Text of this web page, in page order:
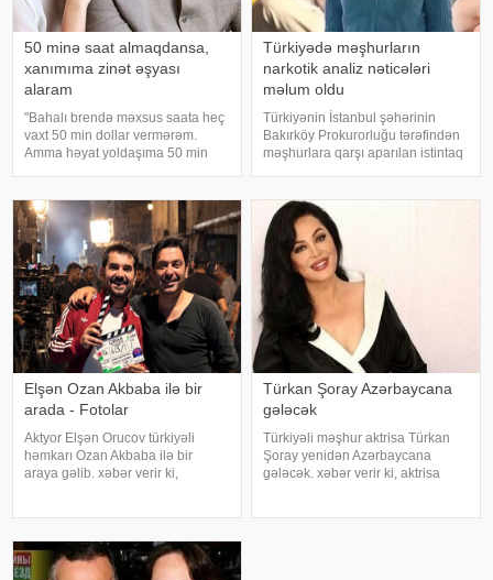
50 minə saat almaqdansa,
xanımıma zinət əşyası
alaram
"Bahalı brendə məxsus saata heç
vaxt 50 min dollar vermərəm.
Amma həyat yoldaşıma 50 min
istinadən xəbər verir ki, bu sözləri
Xalq artisti Emin Ağalaro
Türkiyədə məşhurların
narkotik analiz nəticələri
məlum oldu
Türkiyənin İstanbul şəhərinin
Bakırköy Prokurorluğu tərəfindən
məşhurlara qarşı aparılan istintaq
götürülmüş bioloji nümunələr
üzərində aparılan toksikoloji
analizləri
Elşən Ozan Akbaba ilə bir
arada - Fotolar
Aktyor Elşən Orucov türkiyəli
həmkarı Ozan Akbaba ilə bir
araya gəlib. xəbər verir ki,
Elşən layihənin birinci hissəsində
d
Türkan Şoray Azərbaycana
gələcək
Türkiyəli məşhur aktrisa Türkan
Şoray yenidən Azərbaycana
gələcək. xəbər verir ki, aktrisa